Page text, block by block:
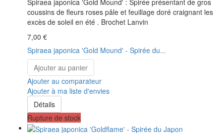
Spiraea japonica 'Gold Mound' : Spirée présentant de gros
coussins de fleurs roses pâle et feuillage doré craignant les
excès de soleil en été . Brochet Lanvin
7,00 €
Spiraea japonica 'Gold Mound' - Spirée du...
Ajouter au panier
Ajouter au comparateur
Ajouter à ma liste d'envies
Détails
Rupture de stock